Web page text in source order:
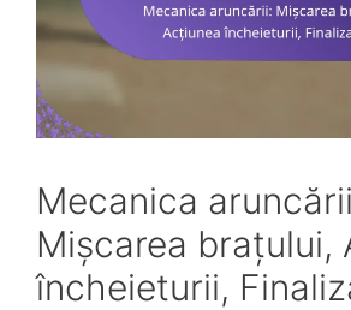
Mecanica
Mișcarea brațului,
încheieturii,